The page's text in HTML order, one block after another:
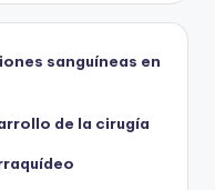
sanguíneas en
de la cirugía